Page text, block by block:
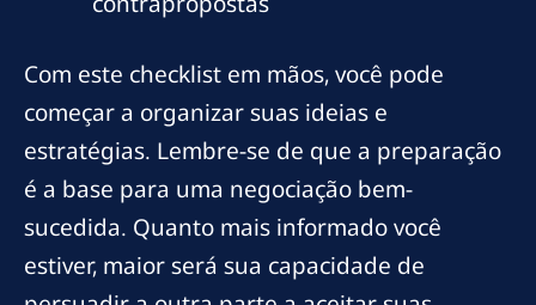
Com este checklist em mãos, você pode
começar a organizar suas ideias e
estratégias. Lembre-se de que a preparação
é a base para uma negociação bem-
sucedida. Quanto mais informado você
estiver, maior será sua capacidade de